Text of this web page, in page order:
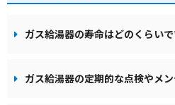
ガス給湯器の寿命はどのくらいで
ガス給湯器の定期的な点検やメ